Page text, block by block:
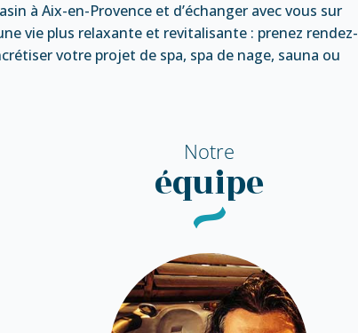
à Aix-en-Provence et d’échanger avec vous sur
vie plus relaxante et revitalisante : prenez rendez-
votre projet de spa, spa de nage, sauna ou
Notre
équipe